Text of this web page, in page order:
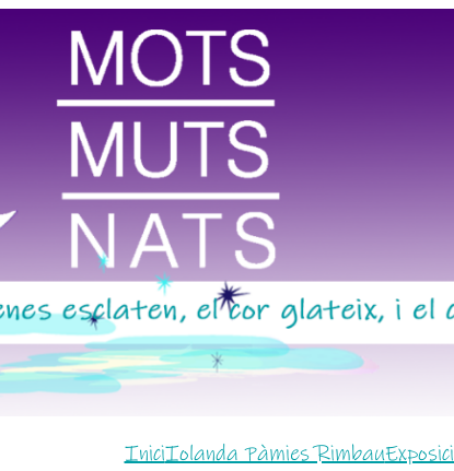
IniciIolanda Pàmies Rimbau